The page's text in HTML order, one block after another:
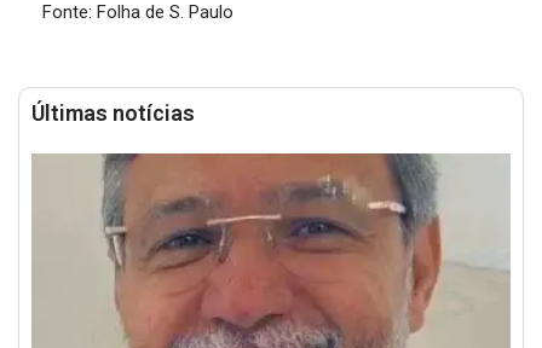
Fonte: Folha de S. Paulo
Últimas notícias